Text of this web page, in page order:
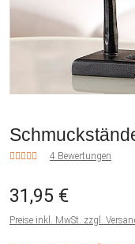
4 Bewertungen
31,95 €
Preise inkl. MwSt. zzgl.